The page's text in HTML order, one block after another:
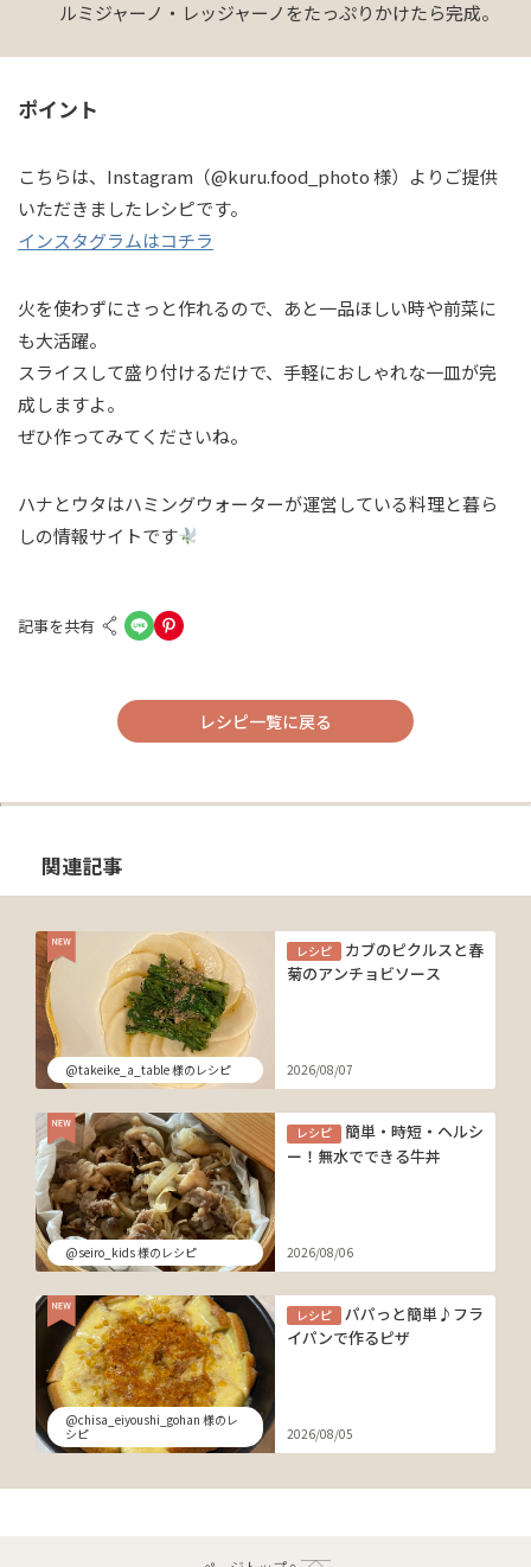
ルミジャーノ・レッジャーノをたっぷりかけたら完成。
ポイント
こちらは、Instagram（@kuru.food_photo 様）よりご提供
いただきましたレシピです。
インスタグラムはコチラ
火を使わずにさっと作れるので、あと一品ほしい時や前菜に
も大活躍。
スライスして盛り付けるだけで、手軽におしゃれな一皿が完
成しますよ。
ぜひ作ってみてくださいね。
ハナとウタはハミングウォーターが運営している料理と暮ら
しの情報サイトです
記事を共有
レシピ一覧に戻る
関連記事
@takeike_a_table 様のレシピ
レシピ
カブのピクルスと春
菊のアンチョビソース
2026/08/07
@seiro_kids 様のレシピ
レシピ
簡単・時短・ヘルシ
ー！無水でできる牛丼
2026/08/06
@chisa_eiyoushi_gohan 様のレ
シピ
レシピ
パパっと簡単♪フラ
イパンで作るピザ
2026/08/05